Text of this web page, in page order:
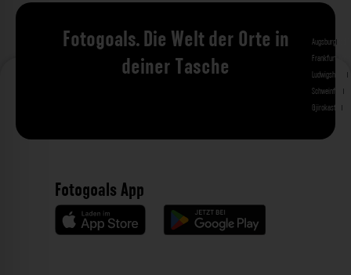
Fotogoals. Die Welt der Orte in
deiner Tasche
Augsburg
Frankfurt am
Ludwigshafen
Schweinfurt
Gjirokastra
Fotogoals App